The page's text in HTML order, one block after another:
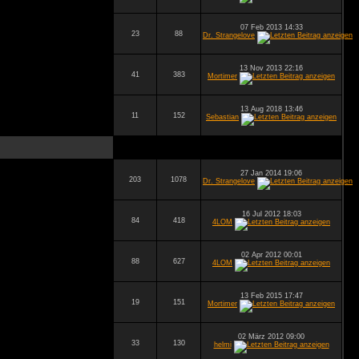
23 88
07 Feb 2013 14:33
Dr. Strangelove
41 383
13 Nov 2013 22:16
Mortimer
11 152
13 Aug 2018 13:46
Sebastian
203 1078
27 Jan 2014 19:06
Dr. Strangelove
84 418
16 Jul 2012 18:03
4LOM
88 627
02 Apr 2012 00:01
4LOM
19 151
13 Feb 2015 17:47
Mortimer
33 130
02 März 2012 09:00
helmi